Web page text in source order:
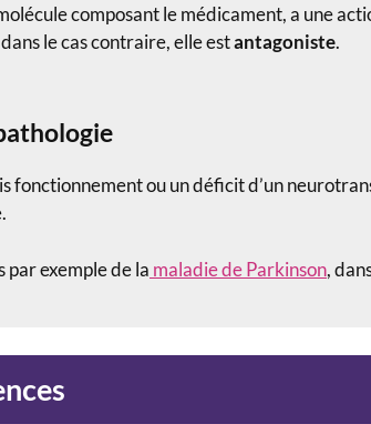
composant le médicament, a une
dans le cas contraire, elle estantagoniste.
fonctionnement ou un déficit d’un
par exemple de la maladie de Parkinson,